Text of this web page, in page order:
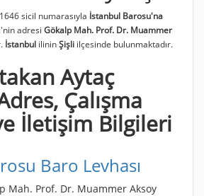
sicil numarasıyla İstanbul Barosu'na
adresi Gökalp Mah. Prof. Dr. Muammer
İstanbul ilininŞişli ilçesinde bulunmaktadır.
Aytaç
Çalışma
İletişim Bilgileri
Baro Levhası
Mah. Prof. Dr. Muammer Aksoy